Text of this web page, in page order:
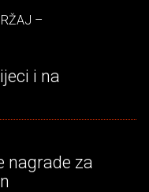
–
i na
nagrade za